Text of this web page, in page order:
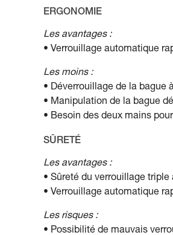
ERGONOMIE
Les avantages :
• Verrouillage automatique
Les moins :
• Déverrouillage de la bague
• Manipulation de la bague
• Besoin des deux mains
SÛRETÉ
Les avantages :
• Sûreté du verrouillage
• Verrouillage automatique
Les risques :
• Possibilité de mauvais